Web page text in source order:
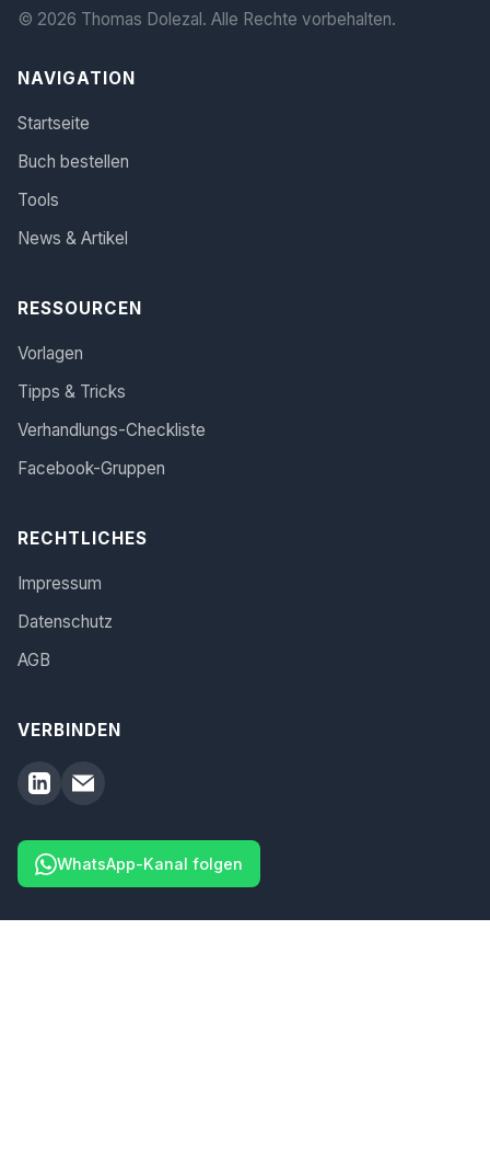
© 2026 Thomas Dolezal. Alle Rechte vorbehalten.
NAVIGATION
Startseite
Buch bestellen
Tools
News & Artikel
RESSOURCEN
Vorlagen
Tipps & Tricks
Verhandlungs-Checkliste
Facebook-Gruppen
RECHTLICHES
Impressum
Datenschutz
AGB
VERBINDEN
WhatsApp-Kanal folgen